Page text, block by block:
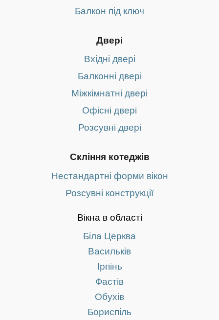
Балкон під ключ
Двері
Вхідні двері
Балконні двері
Міжкімнатні двері
Офісні двері
Розсувні двері
Скління котеджів
Нестандартні форми вікон
Розсувні конструкції
Вікна в області
Біла Церква
Васильків
Ірпінь
Фастів
Обухів
Бориспіль